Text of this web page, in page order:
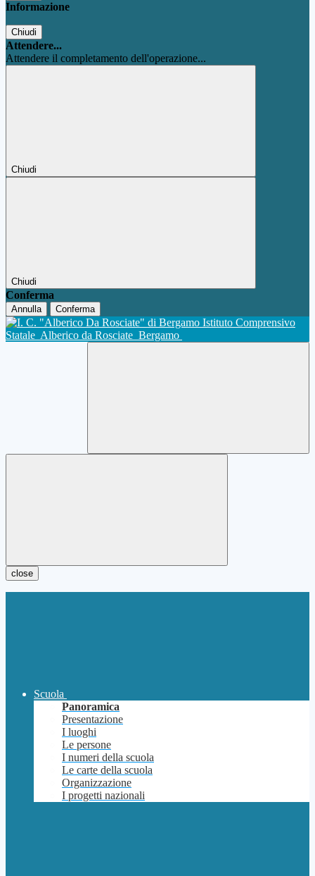
Informazione
Chiudi
Attendere...
Attendere il completamento dell'operazione...
Chiudi
Chiudi
Conferma
Annulla Conferma
Istituto Comprensivo
Statale Alberico da Rosciate Bergamo
close
Scuola
Panoramica
Presentazione
I luoghi
Le persone
I numeri della scuola
Le carte della scuola
Organizzazione
I progetti nazionali